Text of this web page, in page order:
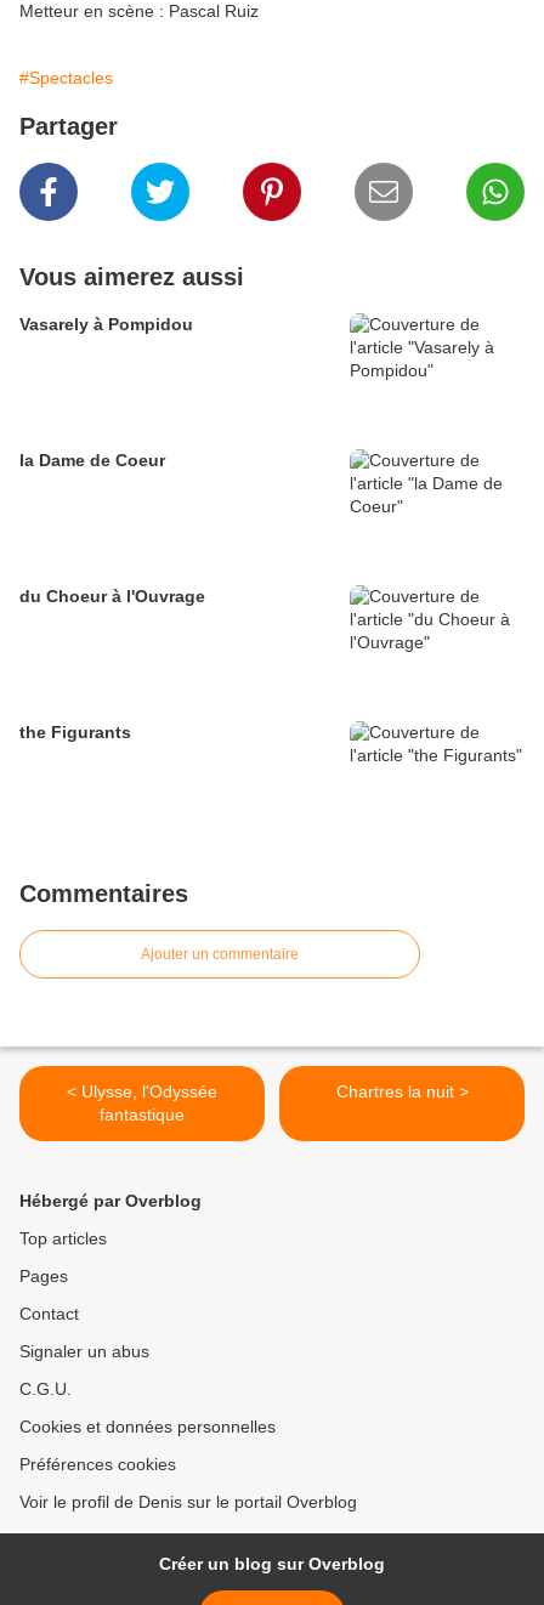
Metteur en scène : Pascal Ruiz
#Spectacles
Partager
Vous aimerez aussi
Vasarely à Pompidou
la Dame de Coeur
du Choeur à l'Ouvrage
the Figurants
Commentaires
Ajouter un commentaire
< Ulysse, l'Odyssée
fantastique
Chartres la nuit >
Hébergé par Overblog
Top articles
Pages
Contact
Signaler un abus
C.G.U.
Cookies et données personnelles
Préférences cookies
Voir le profil de Denis sur le portail Overblog
Créer un blog sur Overblog